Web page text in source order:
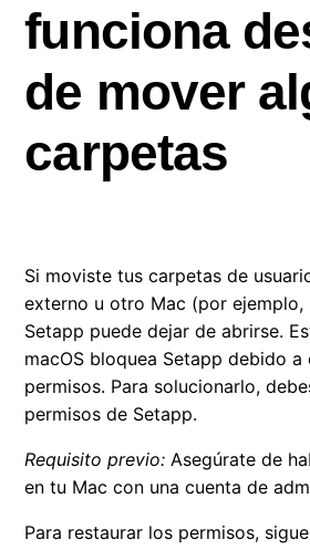
¿Es seguro Setapp durante la
¿Las recomendaciones respetan
¿Dónde guarda Setapp sus
¿Tienes una pregunta sobre
¿A quién contactar?
Cómo corregir errores de
Setapp no funciona después de
carpetas
Soy desarrollador de apps.
funciona
de mover
carpetas
Si moviste tus carpetas de
externo u otro Mac (por ejemplo,
Setapp puede dejar de abrirse.
macOS bloquea Setapp debido a
permisos. Para solucionarlo,
permisos de Setapp.
Requisito previo: Asegúrate de
en tu Mac con una cuenta de
Para restaurar los permisos,